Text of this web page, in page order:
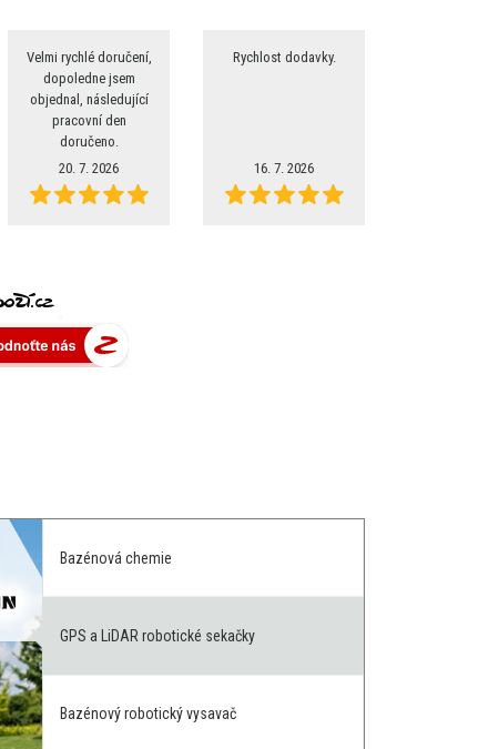
Velmi rychlé doručení,
dopoledne jsem
objednal, následující
pracovní den
doručeno.
20. 7. 2026
Rychlost dodavky.
16. 7. 2026
Bazénová chemie
GPS a LiDAR robotické sekačky
Bazénový robotický vysavač